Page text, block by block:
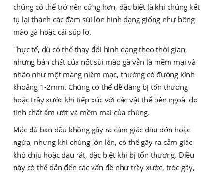
chúng có thể trở nên cứng hơn, đặc biệt là khi chúng kết
tụ lại thành các đám sùi lớn hình dạng giống như bông
mào gà hoặc cải súp lơ.
Thực tế, dù có thể thay đổi hình dạng theo thời gian,
nhưng bản chất của nốt sùi mào gà vẫn là mềm mại và
nhão như một mảng niêm mạc, thường có đường kính
khoảng 1-2mm. Chúng có thể dễ dàng bị tổn thương
hoặc trầy xước khi tiếp xúc với các vật thể bên ngoài do
tính chất ẩm ướt và mềm mại của chúng.
Mặc dù ban đầu không gây ra cảm giác đau đớn hoặc
ngứa, nhưng khi chúng lớn lên, có thể gây ra cảm giác
khó chịu hoặc đau rát, đặc biệt khi bị tổn thương. Điều
này có thể dẫn đến các vấn đề như trầy xước, tróc gãy,